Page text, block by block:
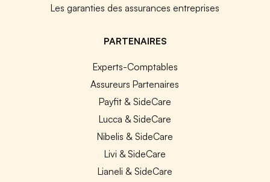
Les garanties des assurances entreprises
PARTENAIRES
Experts-Comptables
Assureurs Partenaires
Payfit & SideCare
Lucca & SideCare
Nibelis & SideCare
Livi & SideCare
Lianeli & SideCare